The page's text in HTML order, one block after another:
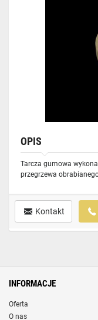
OPIS
Tarcza gumowa
przegrzewa
Kontakt
INFORMACJE
Oferta
O nas